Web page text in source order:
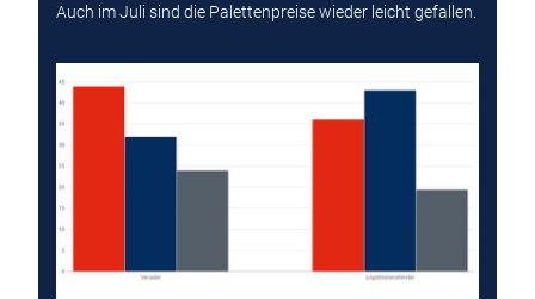
Auch im Juli sind die Palettenpreise wieder leicht gefallen.